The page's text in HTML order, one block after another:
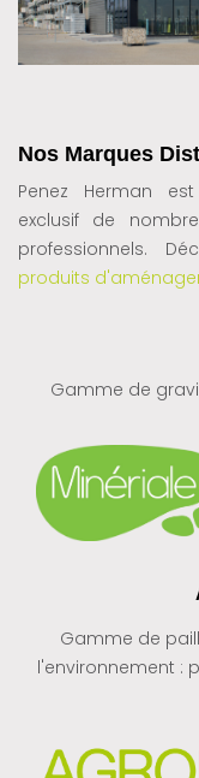
Nos Marques
Penez Herman
exclusif de
professionnels.
produits
Gamme de
Gamme de
l'environnement :